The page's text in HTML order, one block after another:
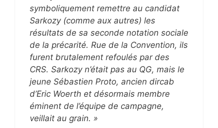
symboliquement remettre au candidat
Sarkozy (comme aux autres) les
résultats de sa seconde notation sociale
de la précarité. Rue de la Convention, ils
furent brutalement refoulés par des
CRS. Sarkozy n’était pas au QG, mais le
jeune Sébastien Proto, ancien dircab
d’Eric Woerth et désormais membre
éminent de l’équipe de campagne,
veillait au grain. »